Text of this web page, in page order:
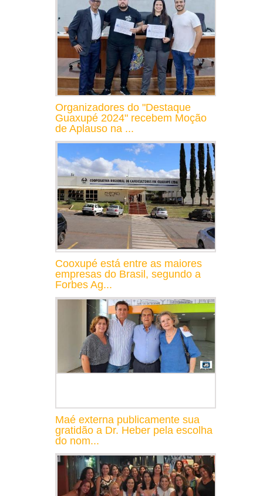
Organizadores do "Destaque
Guaxupé 2024" recebem Moção
de Aplauso na ...
Cooxupé está entre as maiores
empresas do Brasil, segundo a
Forbes Ag...
Maé externa publicamente sua
gratidão a Dr. Heber pela escolha
do nom...